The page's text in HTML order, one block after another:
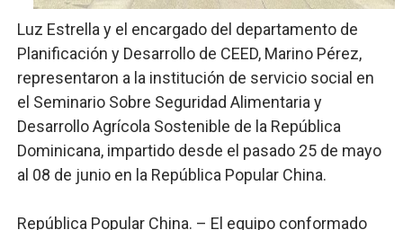
Lee Ballester a los que se forman como agentes
Operativo Interinstitucional “Compromiso Ambiental
Trabajadores de la prensa y Obispado de la
Luz Estrella y el encargado del departamento de
Planificación y Desarrollo de CEED, Marino Pérez,
representaron a la institución de servicio social en
el Seminario Sobre Seguridad Alimentaria y
Desarrollo Agrícola Sostenible de la República
Dominicana, impartido desde el pasado 25 de mayo
al 08 de junio en la República Popular China.
República Popular China. – El equipo conformado